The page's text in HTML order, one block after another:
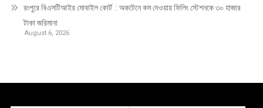
রংপুরে বিএসটিআইর মোবাইল কোর্ট : অকটেনে কম দেওয়ায় ফিলিং স্টেশনকে ৩০ হাজার
টাকা জরিমানা
August 6, 2026